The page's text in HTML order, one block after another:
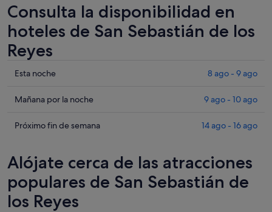
Consulta la disponibilidad en
hoteles de San Sebastián de los
Reyes
Comprueba
precios
San
los
Reyes
para
esta
Esta noche 8 ago - 9 ago
Comprueba
precios
Sebastián
los
Reyes
Mañana por la noche 9 ago - 10 ago
Comprueba
en
San
Sebastián
de
Próximo fin de semana 14 ago - 16 ago
Alójate cerca de las atracciones
populares de San Sebastián de
los Reyes